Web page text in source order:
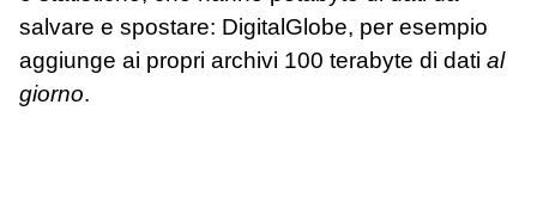
salvare e spostare: DigitalGlobe, per esempio
aggiunge ai propri archivi 100 terabyte di dati al
giorno.